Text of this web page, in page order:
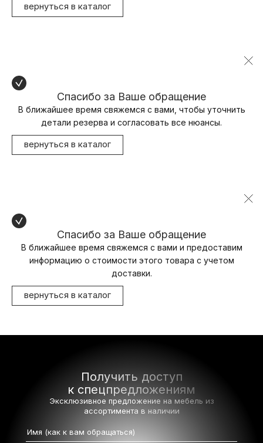
вернуться в каталог
Спасибо за Ваше обращение
В ближайшее время свяжемся с вами, чтобы уточнить
детали резерва и согласовать все нюансы.
вернуться в каталог
Спасибо за Ваше обращение
В ближайшее время свяжемся с вами и предоставим
информацию о стоимости этого товара с учетом
доставки.
вернуться в каталог
Получить доступ
к спецпредложениям
Эксклюзивное предложение на мебель из
ассортимента в наличии